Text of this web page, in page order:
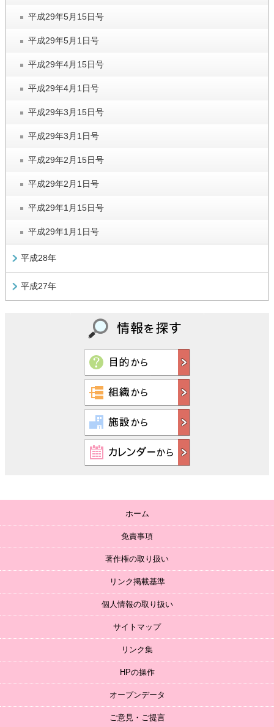
平成29年5月15日号
平成29年5月1日号
平成29年4月15日号
平成29年4月1日号
平成29年3月15日号
平成29年3月1日号
平成29年2月15日号
平成29年2月1日号
平成29年1月15日号
平成29年1月1日号
平成28年
平成27年
ホーム
免責事項
著作権の取り扱い
リンク掲載基準
個人情報の取り扱い
サイトマップ
リンク集
HPの操作
オープンデータ
ご意見・ご提言